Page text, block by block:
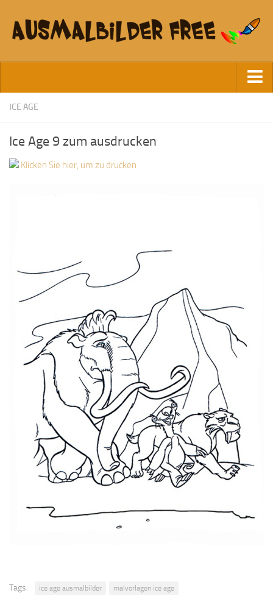
Startseite
ICE AGE
Ice Age 9 zum ausdrucken
Klicken Sie hier, um zu drucken
Tags: ice age ausmalbilder malvorlagen ice age